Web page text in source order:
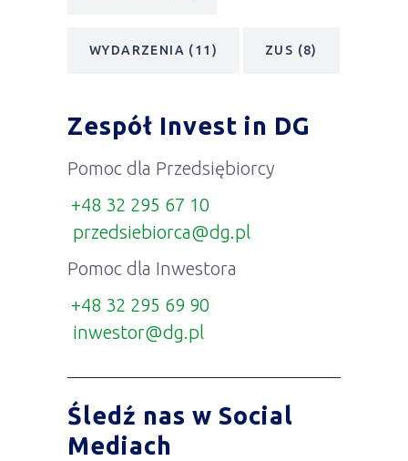
WYDARZENIA (11) ZUS (8)
Zespół Invest in DG
Pomoc dla Przedsiębiorcy
+48 32 295 67 10
przedsiebiorca@dg.pl
Pomoc dla Inwestora
+48 32 295 69 90
inwestor@dg.pl
Śledź nas w Social
Mediach